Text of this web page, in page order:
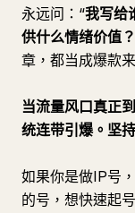
永远问：“我写给
供什么情绪价值？
章，都当成爆款
当流量风口真正
统连带引爆。坚
如果你是做IP号
的号，想快速起